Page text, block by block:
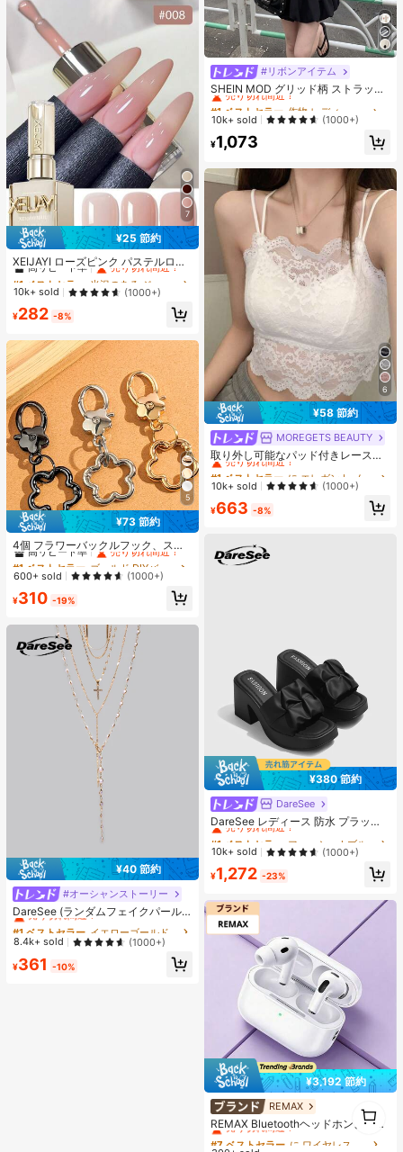
7
¥25 節約
XEIJAYI ローズピンク パステルロー
ズカラーシリーズ スウィート ジェン
トル ネイルポリッシュジェル プロフ
ェッショナル ネイルサロン用
#1 ベストセラー
光沢のある ジェルネイルポリッシュ
高リピート率
売り切れ間近！
#1 ベストセラー
光沢のある ジェルネイルポリッシュ
高リピート率
売り切れ間近！
#1 ベストセラー
光沢のある ジェルネイルポリッシュ
高リピート率
売り切れ間近！
#1 ベストセラー
高リピート率
売り切れ間近！
10k+ sold (1000+)
¥282 -8%
5
¥73 節約
4個 フラワーバックルフック、スイ
ベルフック、ドッグクリップ、DIY
吊り下げコード、メタルキーチェー
ン、メタルシェイプスプリングクリ
ップ、カラビナ、バッグクリップに
適しています
#1 ベストセラー
ゴールド DIYバッグアクセサリー
高リピート率
売り切れ間近！
#1 ベストセラー
ゴールド DIYバッグアクセサリー
高リピート率
売り切れ間近！
#1 ベストセラー
ゴールド DIYバッグアクセサリー
高リピート率
売り切れ間近！
#1 ベストセラー
高リピート率
売り切れ間近！
600+ sold (1000+)
¥310 -19%
¥40 節約
#オーシャンストーリー
DareSee (ランダムフェイクパール
数量) 5個セット シンプルフェイクパ
ールクロス マルチレイヤーネックレ
スセット、Y字型チェーンロングネ
ックレス、レディースセーターチェ
ーン、友情、夏休み、デート、ギフ
#1 ベストセラー
イエローゴールド 女性のネックレスセット
売り切れ間近！
#1 ベストセラー
売り切れ間近！
#1 ベストセラー
売り切れ間近！
#1 ベストセラー
イエローゴールド 女性のネックレスセット
売り切れ間近！
8.4k+ sold (1000+)
¥361 -10%
#リボンアイテム
SHEIN MOD グリッド柄 ストラップ
レス トップ リボン装飾付き
#1 ベストセラー
売り切れ間近！
#1 ベストセラー
売り切れ間近！
#1 ベストセラー
売り切れ間近！
#1 ベストセラー
売り切れ間近！
10k+ sold (1000+)
¥1,073
6
¥58 節約
MOREGETS BEAUTY
取り外し可能なパッド付きレースキ
ャミソール、多用途ノースリーブア
ンダーシャツ、女性向け、新学期、
クリスマス、春節、カジュアルホワ
イトサマー、シック&エレガント
#1 ベストセラー
に エレガント ノースリーブキャミソール
売り切れ間近！
#1 ベストセラー
売り切れ間近！
#1 ベストセラー
売り切れ間近！
#1 ベストセラー
に エレガント ノースリーブキャミソール
売り切れ間近！
10k+ sold (1000+)
¥663 -8%
¥380 節約
DareSee
DareSee レディース 防水 プラット
フォーム 厚底サンダル オープントゥ
スリッポンシューズ 夏新作 チャンキ
ーハイヒール Y2Kスタイル 通学向け
#1 ベストセラー
売り切れ間近！
#1 ベストセラー
売り切れ間近！
#1 ベストセラー
売り切れ間近！
#1 ベストセラー
ファッショナブル 女性用ヒールサンダル
売り切れ間近！
10k+ sold (1000+)
¥1,272 -23%
¥3,192 節約
REMAX
REMAX Bluetoothヘッドホン、ステ
レオ音楽＆通話ヘッドホン、ANC+E
NCノイズキャンセリング、完全ワイ
#7 ベストセラー
売り切れ間近！
#7 ベストセラー
#7 ベストセラー